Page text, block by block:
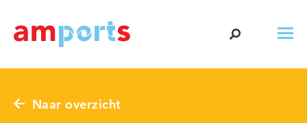
Naar overzicht